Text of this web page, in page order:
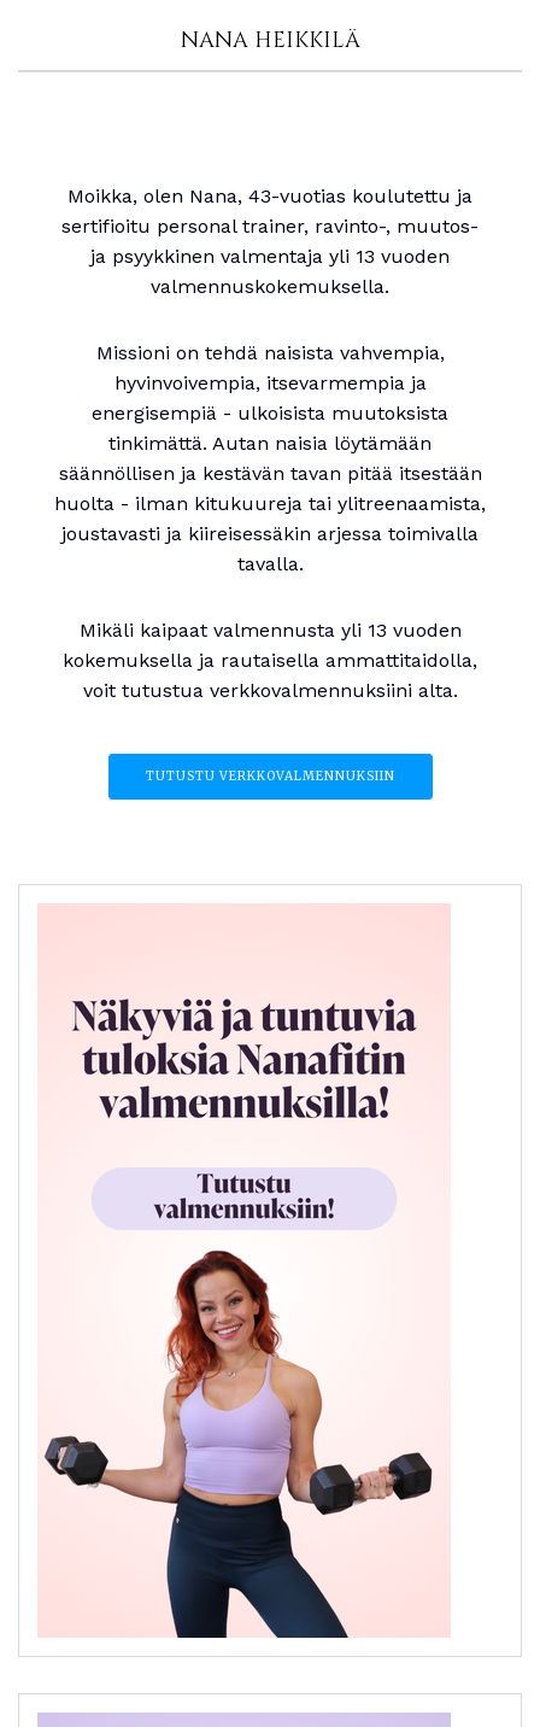
NANA HEIKKILÄ
Moikka, olen Nana, 43-vuotias koulutettu ja
sertifioitu personal trainer, ravinto-, muutos-
ja psyykkinen valmentaja yli 13 vuoden
valmennuskokemuksella.
Missioni on tehdä naisista vahvempia,
hyvinvoivempia, itsevarmempia ja
energisempiä - ulkoisista muutoksista
tinkimättä. Autan naisia löytämään
säännöllisen ja kestävän tavan pitää itsestään
huolta - ilman kitukuureja tai ylitreenaamista,
joustavasti ja kiireisessäkin arjessa toimivalla
tavalla.
Mikäli kaipaat valmennusta yli 13 vuoden
kokemuksella ja rautaisella ammattitaidolla,
voit tutustua verkkovalmennuksiini alta.
TUTUSTU VERKKOVALMENNUKSIIN